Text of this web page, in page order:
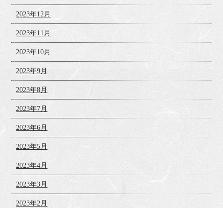
2023年12月
2023年11月
2023年10月
2023年9月
2023年8月
2023年7月
2023年6月
2023年5月
2023年4月
2023年3月
2023年2月